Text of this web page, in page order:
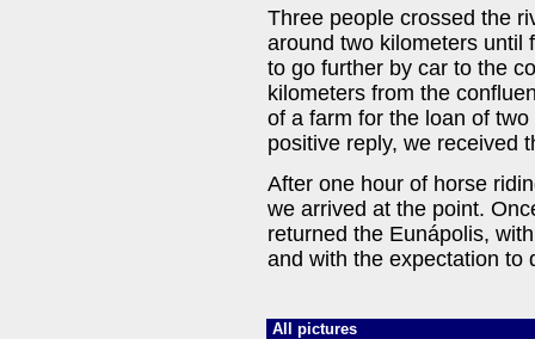
Three people crossed the
around two kilometers until
to go further by car to the
kilometers from the
of a farm for the loan of
positive reply, we received
After one hour of horse
we arrived at the point.
returned the Eunápolis,
and with the expectation to
All pictures